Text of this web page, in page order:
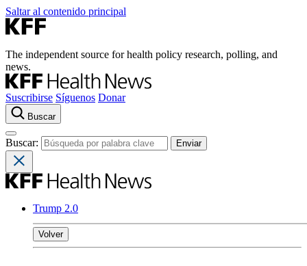
Saltar al contenido principal
The independent source for health policy research, polling, and
news.
Suscribirse Síguenos Donar
Buscar
Buscar:
Trump 2.0
Volver